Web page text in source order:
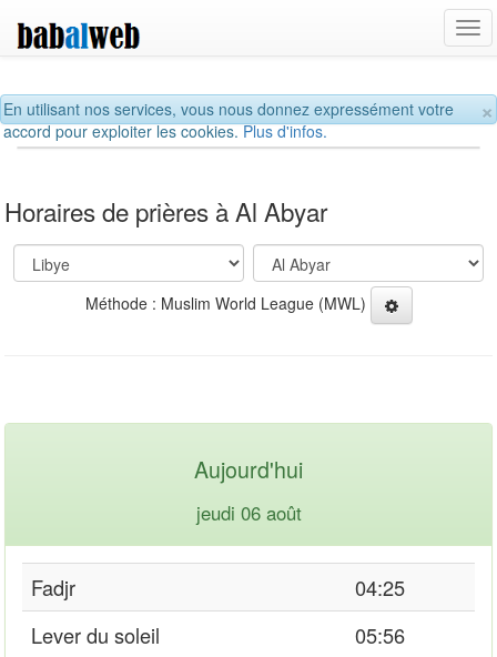
×
En utilisant nos services, vous nous donnez expressément votre
accord pour exploiter les cookies.Plus d'infos.
Horaires de prières à Al Abyar
Méthode : Muslim World League (MWL)
Aujourd'hui
jeudi 06 août
Fadjr
04:25
Lever du soleil
05:56